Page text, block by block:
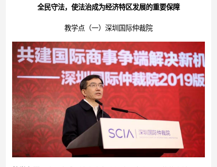
全民守法，使法治成为经济特区发展的重要保障
教学点（一）深圳国际仲裁院